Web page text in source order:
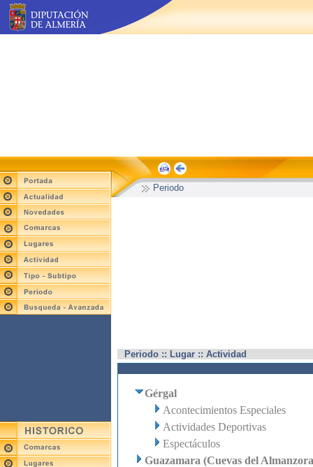
Periodo
Periodo :: Lugar :: Actividad
Gérgal
Acontecimientos Especiales
Actividades Deportivas
Espectáculos
Guazamara (Cuevas del